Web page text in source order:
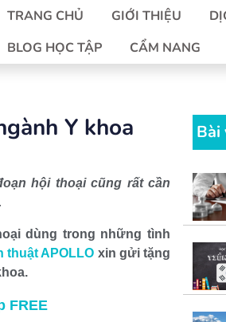
TRANG CHỦ GIỚI THIỆU
BLOG HỌC TẬP
CẨM NANG
Y khoa
hội thoại cũng rất cần
dùng trong những tình
thuật APOLLO xin gửi tặng
FREE
Bài